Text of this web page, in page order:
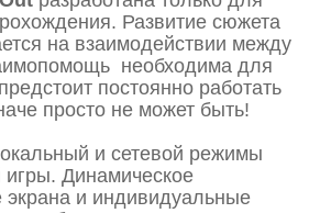
Развитие сюжета
на взаимодействии между
необходима для
постоянно работать
просто не может быть!
и сетевой режимы
игры. Динамическое
экрана и индивидуальные